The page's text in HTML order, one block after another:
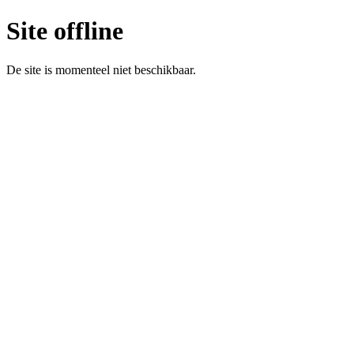
Site offline
De site is momenteel niet beschikbaar.